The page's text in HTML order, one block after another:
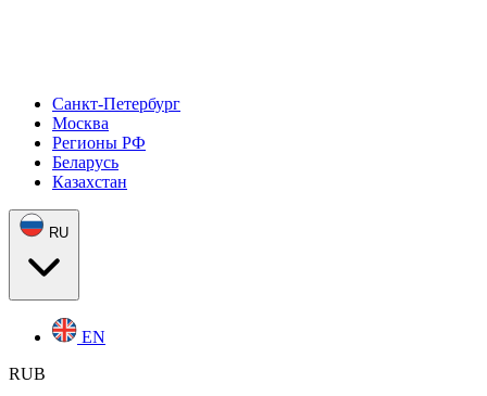
Санкт-Петербург
Москва
Регионы РФ
Беларусь
Казахстан
RU
EN
RUB